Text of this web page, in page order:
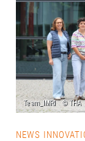
NEWS